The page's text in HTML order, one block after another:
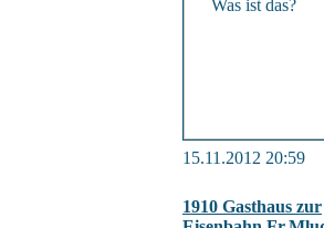
15.11.2012 20:59
1910 Gasthaus zur